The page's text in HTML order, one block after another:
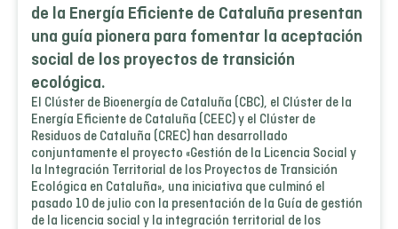
de la Energía Eficiente de Cataluña presentan
una guía pionera para fomentar la aceptación
social de los proyectos de transición
ecológica.
El Clúster de Bioenergía de Cataluña (CBC), el Clúster de la
Energía Eficiente de Cataluña (CEEC) y el Clúster de
Residuos de Cataluña (CREC) han desarrollado
conjuntamente el proyecto «Gestión de la Licencia Social y
la Integración Territorial de los Proyectos de Transición
Ecológica en Cataluña», una iniciativa que culminó el
pasado 10 de julio con la presentación de la Guía de gestión
de la licencia social y la integración territorial de los